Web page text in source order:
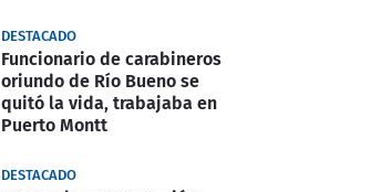
DESTACADO
Funcionario de carabineros
oriundo de Río Bueno se
quitó la vida, trabajaba en
Puerto Montt
DESTACADO